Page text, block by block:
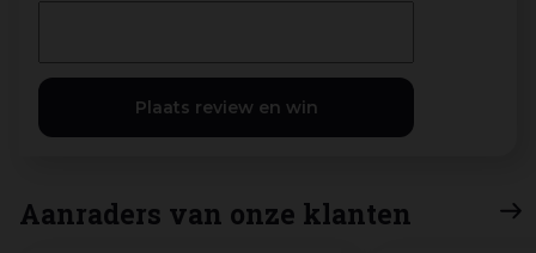
Aanraders van onze klanten